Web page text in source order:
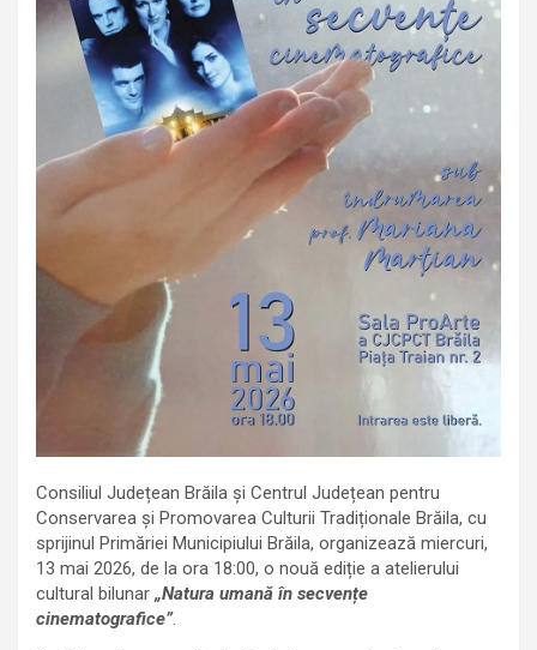
Consiliul Județean Brăila și Centrul Județean pentru
Conservarea și Promovarea Culturii Tradiționale Brăila, cu
sprijinul Primăriei Municipiului Brăila, organizează miercuri,
13 mai 2026, de la ora 18:00, o nouă ediție a atelierului
cultural bilunar „Natura umană în secvențe
cinematografice”.